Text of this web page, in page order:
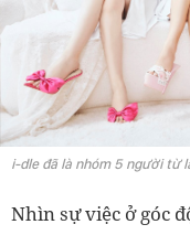
i-dle đã là nhóm 5 người từ
Nhìn sự việc ở góc